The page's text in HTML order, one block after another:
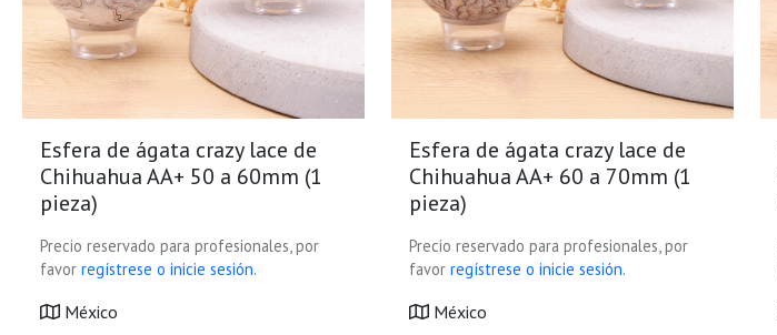
Esfera de ágata crazy lace de
Chihuahua AA+ 50 a 60mm (1
pieza)
Precio reservado para profesionales, por
favor regístrese o inicie sesión.
México
Esfera de ágata crazy lace de
Chihuahua AA+ 60 a 70mm (1
pieza)
Precio reservado para profesionales, por
favor regístrese o inicie sesión.
México